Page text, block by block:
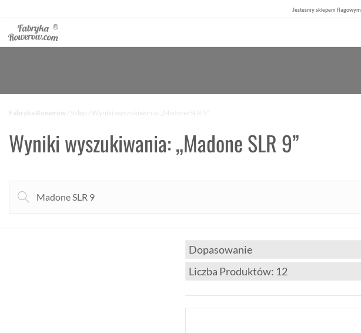
Jesteśmy sklepem flagowym
Wyniki wyszukiwania: „Madone SLR 9”
Fabryka Rowerów Sklep / Wyniki wyszukiwania: „Madone SLR 9”